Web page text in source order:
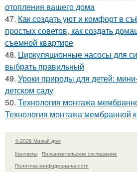
отопления вашего дома
47. Как создать уют и комфорт в
простых советов, как создать
съемной квартире
48. Циркуляционные насосы для
выбрать правильный
49. Уроки природы для детей:
детском саду
50. Технология монтажа
Технология монтажа мембранной
© 2026 Милый дом
Контакты
Пользовательское соглашение
Политика конфидециальности